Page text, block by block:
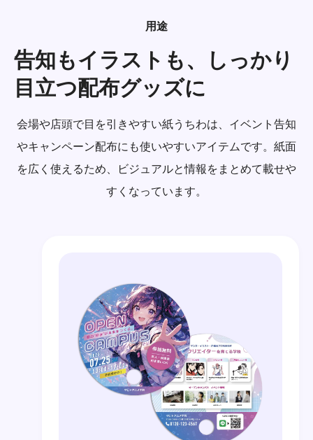
用途
告知もイラストも、しっかり
目立つ配布グッズに
会場や店頭で目を引きやすい紙うちわは、イベント告知
やキャンペーン配布にも使いやすいアイテムです。紙面
を広く使えるため、ビジュアルと情報をまとめて載せや
すくなっています。